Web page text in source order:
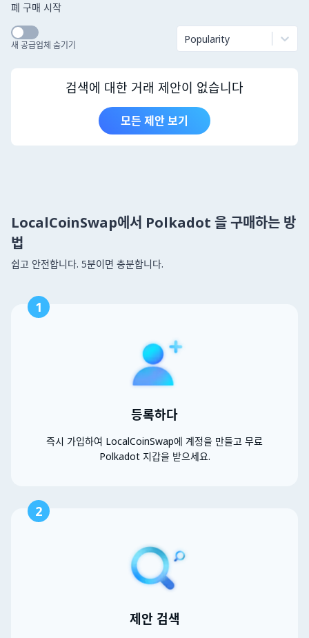
폐 구매 시작
새 공급업체 숨기기 Popularity
검색에 대한 거래 제안이 없습니다
모든 제안 보기
LocalCoinSwap에서 Polkadot 을 구매하는 방
법
쉽고 안전합니다. 5분이면 충분합니다.
1
등록하다
즉시 가입하여 LocalCoinSwap에 계정을 만들고 무료
Polkadot 지갑을 받으세요.
2
제안 검색